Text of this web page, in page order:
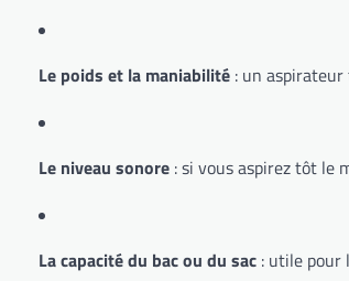
Le poids et la maniabilité : un
Le niveau sonore : si vous aspirez tôt le
La capacité du bac ou du sac : utile pour